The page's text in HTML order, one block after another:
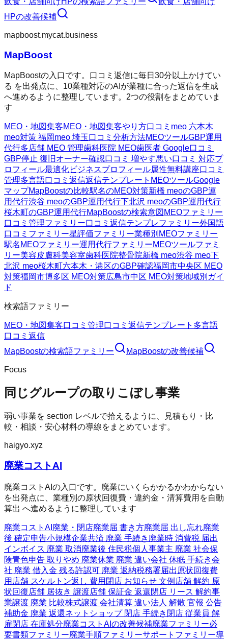
HPの改善候補
mapboost.mycat.business
MapBoost
MapBoostの入口です。口コミ返信に毎日30分以上かけてい
る を出発点に、10業種対応のAIが業種に合った返信を生成
へ進めるように整理しています。2つの役割をまとめていま
す
MEO・地図集客MEO・地図集客やり方口コミ meo 六本木
meo対策 福岡meo 埼玉口コミ分析方法MEOツールGBP運用
代行多店舗 MEO 管理歯科医院 MEO歯医者 Google口コミ
GBP停止 復旧 オーナー確認口コミ 増やす悪い口コミ 対応プ
ロフィール最適化ビジネスプロフィール属性無料講座口コミ
管理多言語口コミ返信返信テンプレート MEOツールGoogle
マップMapBoostの比較駅名のMEO対策新橋 meoのGBP運
用代行渋谷 meoのGBP運用代行下北沢 meoのGBP運用代行
桜木町のGBP運用代行MapBoostの検索意図 MEOファミリー
口コミ管理ファミリー口コミ返信テンプレファミリー外国語
口コミファミリー星評価ファミリー業種別MEOファミリー
駅名MEOファミリー運用代行ファミリーMEOツールファミ
リー美容皮膚科美容室歯科医院整骨院新橋 meo渋谷 meo下
北沢 meo桜木町六本木・港区のGBP確認福岡市中央区 MEO
対策福岡市博多区 MEO対策広島市中区 MEO対策地域別ガイ
ド
検索語ファミリー
MEO・地図集客口コミ管理口コミ返信テンプレート 多言語
口コミ返信
MapBoostの検索語ファミリー MapBoostの改善候補
Focus
同じグループの取りこぼし事業
弱い事業を section レベルで拾えるように、見積もり・比
較・相談・安心材料の導線をまとめています。
haigyo.xyz
廃業コストAI
廃業コストAIの入口です。廃業にいくらかかるかわからない
を出発点に、業種別の原状回復費・違約金・清算費用を自動
算出 へ進めるように整理しています
廃業コストAI 廃業・閉店廃業届 書き方廃業届 出し忘れ廃業
後 確定申告小規模企業共済 廃業 手続き 廃業時 消費税 届出
インボイス 廃業 取消廃業後 住民税個人事業主 廃業 社会保
険青色申告 取りやめ 廃業休業 廃業 違い会社 休眠 手続き会
社 廃業 借入金 残る許認可 廃業 返納税務署届出 原状回復費
用 店舗 スケルトン返し 費用 閉店 お知らせ 文例 店舗 解約 原
状回復店舗 居抜き 譲渡店舗 保証金 返還閉店 リース 解約事
業譲渡 廃業 比較株式譲渡 会社清算 違い法人 解散 官報 公告
補助金 廃業 返還ネットショップ 閉店 手続き 閉店 従業員 解
雇閉店 在庫処分廃業コストAIの改善候補廃業ファミリー必
要書類ファミリー廃業手順ファミリーサポートファミリー導